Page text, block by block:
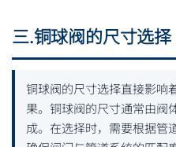
三.铜球阀的尺寸选择
铜球阀的尺寸选择直接影响
果。铜球阀的尺寸通常由阀
成。在选择时，需要根据管